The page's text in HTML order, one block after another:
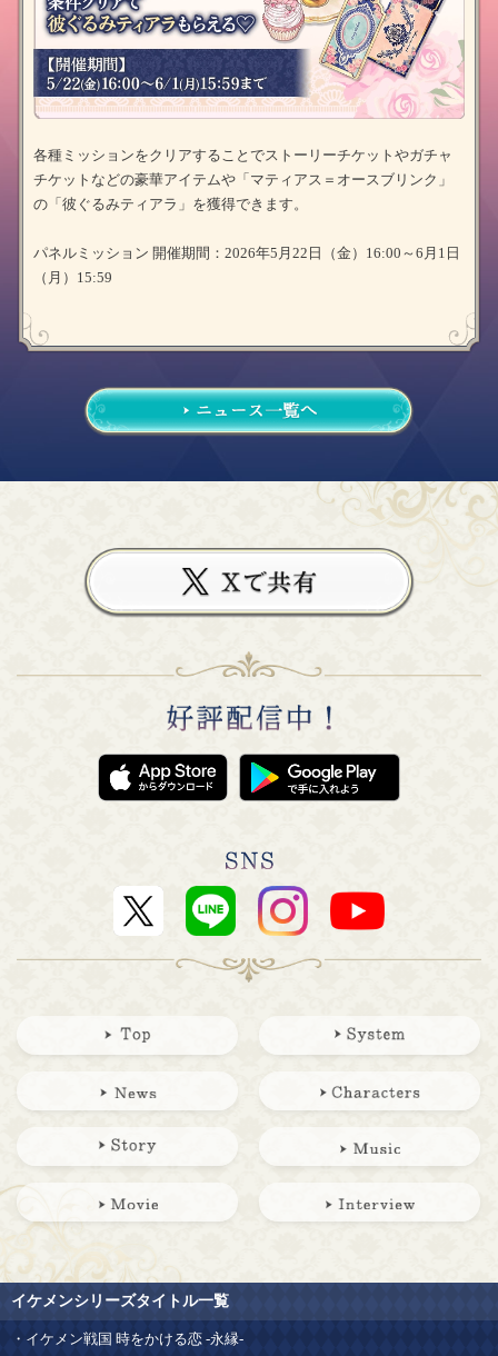
各種ミッションをクリアすることでストーリーチケットやガチャ
チケットなどの豪華アイテムや「マティアス＝オースブリンク」
の「彼ぐるみティアラ」を獲得できます。
パネルミッション 開催期間：2026年5月22日（金）16:00～6月1日
（月）15:59
イケメンシリーズタイトル一覧
イケメン戦国 時をかける恋 -永縁-